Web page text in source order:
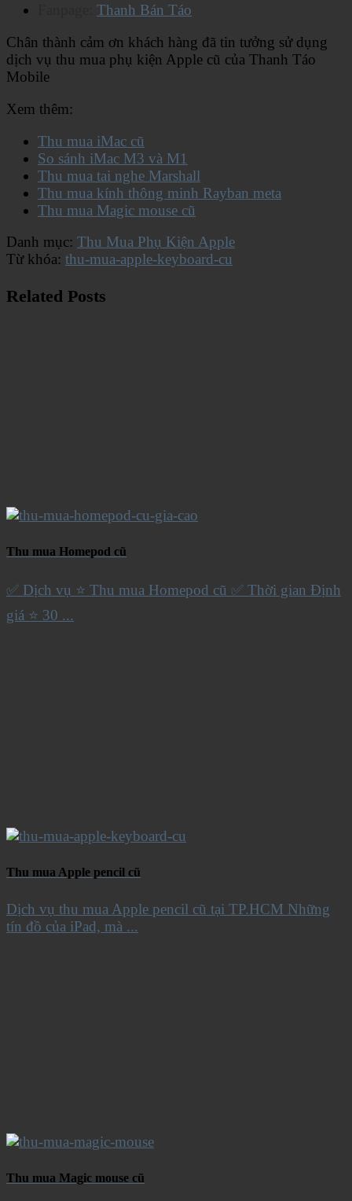
Thanh Bán Táo
Chân thành cảm ơn khách hàng đã tin tưởng sử dụng
dịch vụ thu mua phụ kiện Apple cũ của Thanh Táo
Mobile
Xem thêm:
Thu mua iMac cũ
So sánh iMac M3 và M1
Thu mua tai nghe Marshall
Thu mua kính thông minh Rayban meta
Thu mua Magic mouse cũ
Danh mục: Thu Mua Phụ Kiện Apple
Từ khóa: thu-mua-apple-keyboard-cu
Related Posts
Thu mua Homepod cũ
✅ Dịch vụ ⭐️ Thu mua Homepod cũ ✅ Thời gian Định
giá ⭐️ 30 ...
Thu mua Apple pencil cũ
Dịch vụ thu mua Apple pencil cũ tại TP.HCM Những
tín đồ của iPad, mà ...
Thu mua Magic mouse cũ